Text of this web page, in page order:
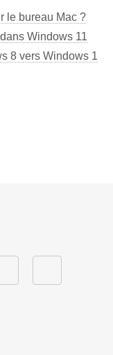
le bureau Mac ?
Windows 11
8 vers Windows 1